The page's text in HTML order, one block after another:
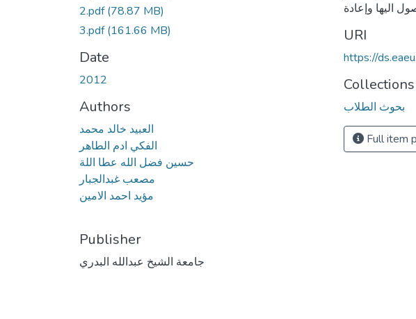
2.pdf(78.87 MB)
3.pdf(161.66 MB)
Date
2012
Authors
العبيد خالد محمد
الفكي ادم الطاهر
حسين فضل الله عطا اللة
مصعب غبدالجبار
مؤيد احمد الامين
Publisher
جامعة الشيخ عبدالله البدري
اليها وإعادة
URI
https://
Collections
بحوث الطلاب
Full item